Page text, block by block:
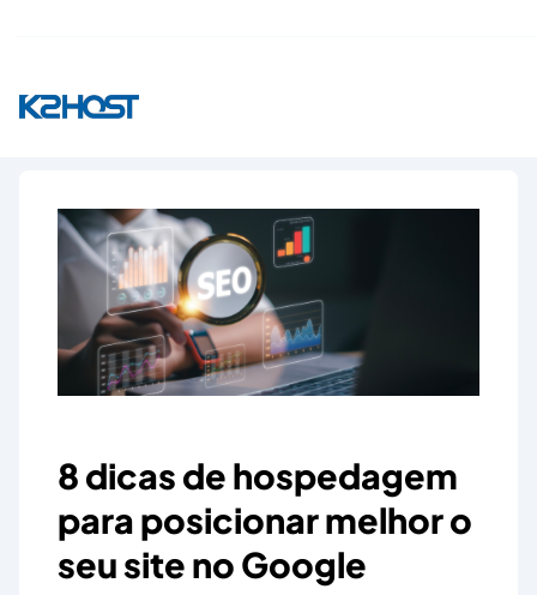
8 dicas de hospedagem
para posicionar melhor o
seu site no Google